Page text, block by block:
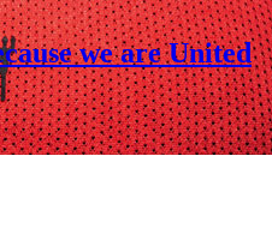
we are United